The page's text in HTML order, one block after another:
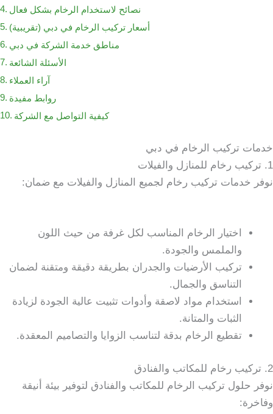
نصائح لاستخدام الرخام بشكل فعال
أسعار تركيب الرخام في دبي (تقريبية)
مناطق خدمة الشركة في دبي
الأسئلة الشائعة
آراء العملاء
روابط مفيدة
كيفية التواصل مع الشركة
خدمات تركيب الرخام في دبي
1. تركيب رخام للمنازل والفيلات
نوفر خدمات تركيب رخام لجميع المنازل والفيلات مع ضمان:
اختيار الرخام المناسب لكل غرفة من حيث اللون
والملمس والجودة.
تركيب الأرضيات والجدران بطريقة دقيقة ومتقنة لضمان
التناسق والجمال.
استخدام مواد لاصقة وأدوات تثبيت عالية الجودة لزيادة
الثبات والمتانة.
تقطيع الرخام بدقة لتناسب الزوايا والتصاميم المعقدة.
2. تركيب رخام للمكاتب والفنادق
نوفر حلول تركيب الرخام للمكاتب والفنادق لتوفير بيئة أنيقة
وفاخرة: